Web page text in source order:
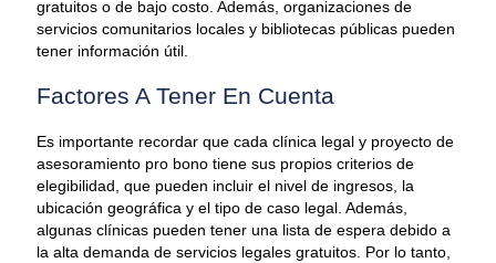
gratuitos o de bajo costo. Además, organizaciones de
servicios comunitarios locales y bibliotecas públicas pueden
tener información útil.
Factores A Tener En Cuenta
Es importante recordar que cada clínica legal y proyecto de
asesoramiento pro bono tiene sus propios criterios de
elegibilidad, que pueden incluir el nivel de ingresos, la
ubicación geográfica y el tipo de caso legal. Además,
algunas clínicas pueden tener una lista de espera debido a
la alta demanda de servicios legales gratuitos. Por lo tanto,